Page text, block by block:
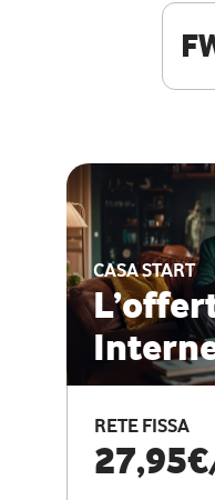
CASA START
RETE FISSA
27,95€